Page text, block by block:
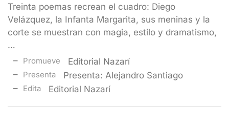
Treinta poemas recrean el cuadro: Diego
Velázquez, la Infanta Margarita, sus meninas y la
corte se muestran con magia, estilo y dramatismo,
…
Promueve Editorial Nazarí
Presenta Presenta: Alejandro Santiago
Edita Editorial Nazarí